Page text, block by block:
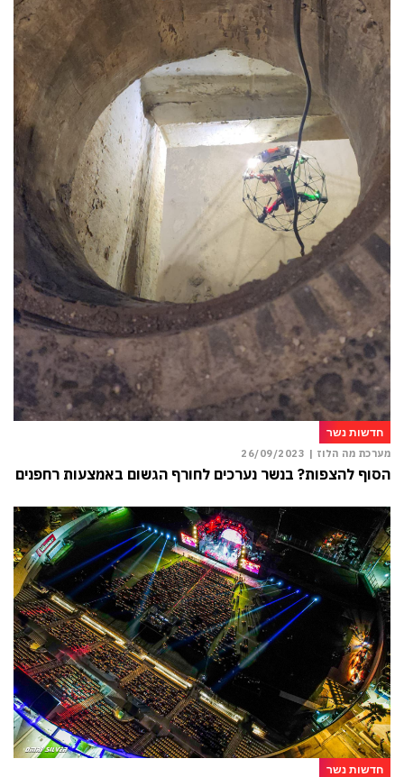
חדשות נשר
מערכת מה הלוז | 26/09/2023
הסוף להצפות? בנשר נערכים לחורף הגשום באמצעות רחפנים
חדשות נשר